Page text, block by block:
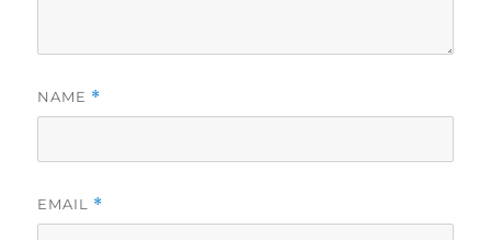
NAME *
EMAIL *